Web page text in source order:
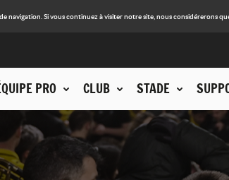
navigation. Si vous continuez à visiter notre site, nous considérerons
PRO CLUB STADE